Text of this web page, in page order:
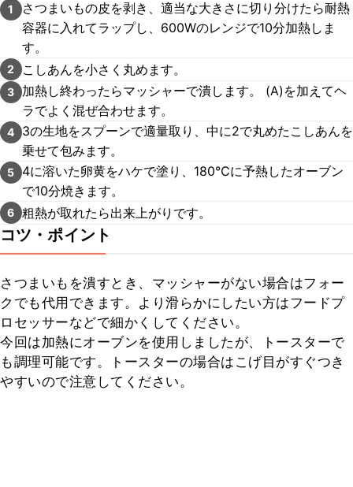
1
さつまいもの皮を剥き、適当な大きさに切り分けたら耐熱
容器に入れてラップし、600Wのレンジで10分加熱しま
す。
2 こしあんを小さく丸めます。
3
加熱し終わったらマッシャーで潰します。 (A)を加えてヘ
ラでよく混ぜ合わせます。
4
3の生地をスプーンで適量取り、中に2で丸めたこしあんを
乗せて包みます。
5
4に溶いた卵黄をハケで塗り、180℃に予熱したオーブン
で10分焼きます。
6 粗熱が取れたら出来上がりです。
コツ・ポイント
さつまいもを潰すとき、マッシャーがない場合はフォー
クでも代用できます。より滑らかにしたい方はフードプ
ロセッサーなどで細かくしてください。
今回は加熱にオーブンを使用しましたが、トースターで
も調理可能です。トースターの場合はこげ目がすぐつき
やすいので注意してください。